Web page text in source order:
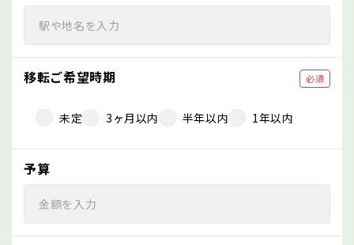
移転ご希望時期 必須
未定 3ヶ月以内 半年以内 1年以内
予算